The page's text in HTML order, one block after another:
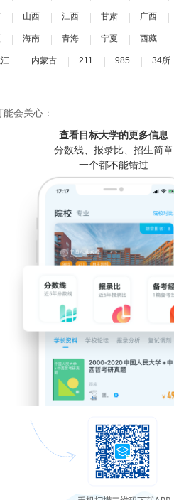
山西 江西 甘肃 广西
海南 青海 宁夏 西藏
内蒙古 211 985 34所
能会关心：
查看目标大学的更多信息
分数线、报录比、招生简章
一个都不能错过